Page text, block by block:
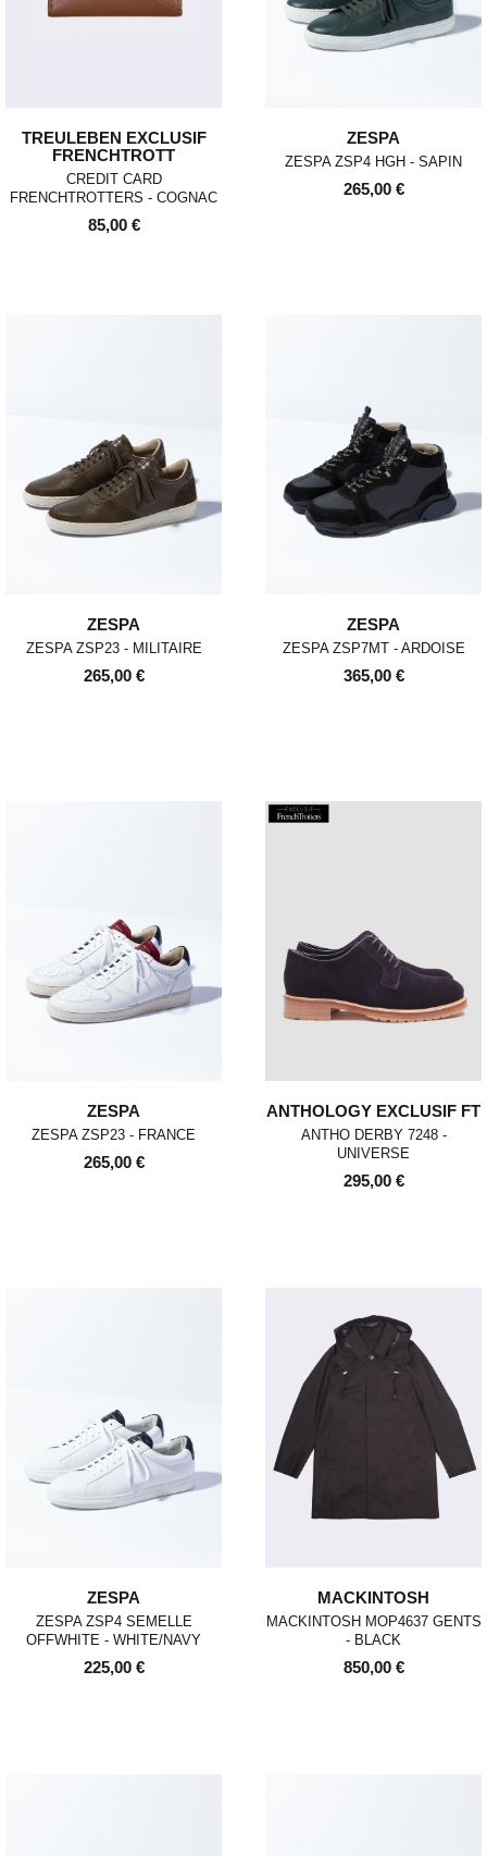
TREULEBEN EXCLUSIF
FRENCHTROTT
CREDIT CARD
FRENCHTROTTERS - COGNAC
85,00 €
ZESPA
ZESPA ZSP4 HGH - SAPIN
265,00 €
ZESPA
ZESPA ZSP23 - MILITAIRE
265,00 €
ZESPA
ZESPA ZSP7MT - ARDOISE
365,00 €
ZESPA
ZESPA ZSP23 - FRANCE
265,00 €
ANTHOLOGY EXCLUSIF FT
ANTHO DERBY 7248 -
UNIVERSE
295,00 €
ZESPA
ZESPA ZSP4 SEMELLE
OFFWHITE - WHITE/NAVY
225,00 €
MACKINTOSH
MACKINTOSH MOP4637 GENTS
- BLACK
850,00 €